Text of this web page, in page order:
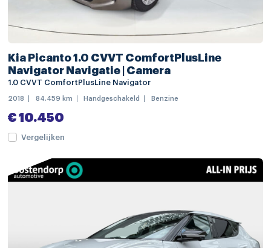
bumpers in carrosseriekleur
extra getint glas
koplampen adaptief
LED achterlichten
matrix LED koplampen
Apple Carplay/Android Auto
Kia Picanto 1.0 CVVT ComfortPlusLine
Navigator Navigatie | Camera
1.0 CVVT ComfortPlusLine Navigator
2018 84.459 km Handgeschakeld Benzine
€ 10.450
Vergelijken